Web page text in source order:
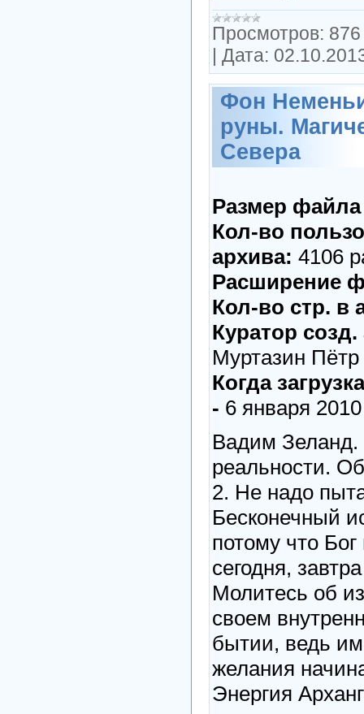
Просмотров: 876
| Дата:
Фон
руны.
Севера
Размер
Кол-во
архива: 4106
Расширение
Кол-во стр. в
Куратор
Муртазин Пётр
Когда
- 6 января 2010
Вадим Зеланд.
реальности.
2. Не надо
Бесконечный
потому что
сегодня,
Молитесь об
своем
бытии, ведь
желания
Энергия